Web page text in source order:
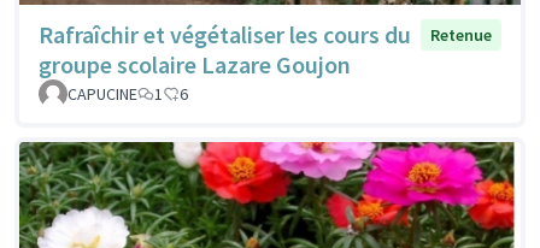
Rafraîchir et végétaliser les cours du
groupe scolaire Lazare Goujon
Retenue
CAPUCINE 1 6